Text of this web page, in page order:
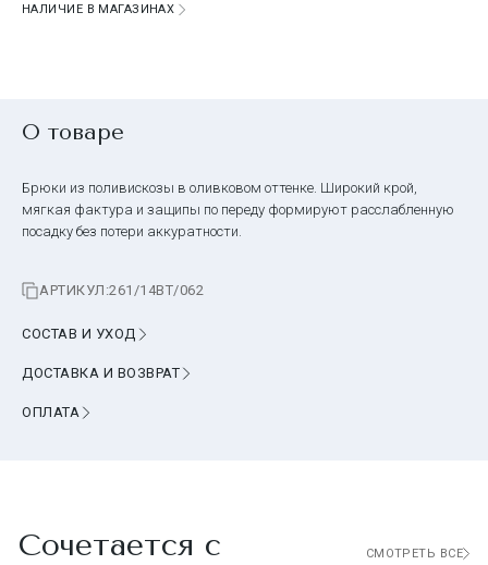
НАЛИЧИЕ В МАГАЗИНАХ
О товаре
Брюки из поливискозы в оливковом оттенке. Широкий крой,
мягкая фактура и защипы по переду формируют расслабленную
посадку без потери аккуратности.
АРТИКУЛ:261/14BT/062
СОСТАВ И УХОД
ДОСТАВКА И ВОЗВРАТ
ОПЛАТА
Сочетается с СМОТРЕТЬ ВСЕ